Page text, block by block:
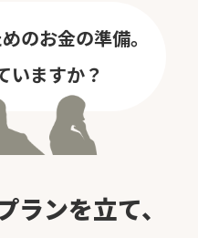
のお金の準備。
いますか？
ランを立て、